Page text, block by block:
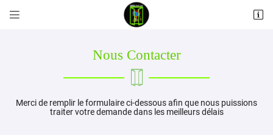
 
Nous Contacter
Merci de remplir le formulaire ci-dessous afin que nous puissions
traiter votre demande dans les meilleurs délais